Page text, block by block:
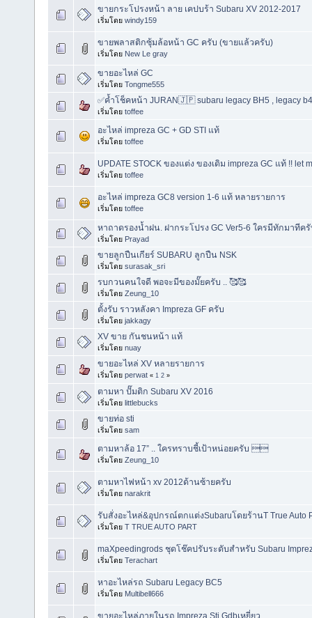
ขายกระโปรงหน้า ลาย เคปบร้า Subaru XV 2012-2017
เริ่มโดย windy159
ขายพลาสติกซุ้มล้อหน้า GC ครับ (ขายแล้วครับ)
เริ่มโดย New Le gray
ขายอะไหล่ GC
เริ่มโดย Tongme555
✅ค้ำโช็คหน้า JURAN🇯🇵 subaru legacy BH5 , legacy
เริ่มโดย toffee
อะไหล่ impreza GC + GD STI แท้
เริ่มโดย toffee
UPDATE STOCK ของแต่ง ของเดิม impreza GC แท้ !! let
เริ่มโดย toffee
อะไหล่ impreza GC8 version 1-6 แท้ หลายรายการ
เริ่มโดย toffee
หาถาดรองน้ำฝน. ฝากระโปรง GC Ver5-6 ใครมีทักมาทีค
เริ่มโดย Prayad
ขายลูกปืนเกียร์ SUBARU ลูกปืน NSK
เริ่มโดย surasak_sri
รบกวนคนใจดี พอจะมีของมั๊ยครับ .. 🥰🥰
เริ่มโดย Zeung_10
ตั้งรับ ราวหลังคา Impreza GF ครับ
เริ่มโดย jakkagy
XV ขาย กันชนหน้า แท้
เริ่มโดย nuay
ขายอะไหล่ XV หลายรายการ
เริ่มโดย perwat « 1 2 »
ตามหา ปั๊มติก Subaru XV 2016
เริ่มโดย littlebucks
ขายท่อ sti
เริ่มโดย sam
ตามหาล้อ 17” .. ใครทราบชี้เป้าหน่อยครับ 
เริ่มโดย Zeung_10
ตามหาไฟหน้า xv 2012ด้านซ้ายครับ
เริ่มโดย narakrit
รับสั่งอะไหล่&อุปกรณ์ตกแต่งSubaruโดยร้านT True Auto
เริ่มโดย T TRUE AUTO PART
maXpeedingrods ชุดโช๊คปรับระดับสำหรับ Subaru
เริ่มโดย Terachart
หาอะไหล่รถ Subaru Legacy BC5
เริ่มโดย Multibell666
ขายอะไหล่ภายในรถ Impreza Sti Gdbเหยี่ยว